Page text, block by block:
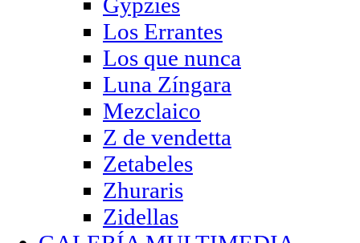
Los Errantes
Los que nunca
Luna Zíngara
Mezclaico
Z de vendetta
Zetabeles
Zhuraris
Zidellas